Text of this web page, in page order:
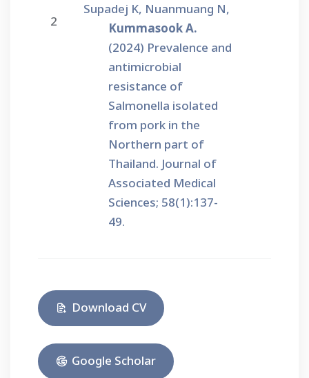
2
Supadej K, Nuanmuang N,
Kummasook A.
(2024) Prevalence and
antimicrobial
resistance of
Salmonella isolated
from pork in the
Northern part of
Thailand. Journal of
Associated Medical
Sciences; 58(1):137-
49.
Download CV
Google Scholar